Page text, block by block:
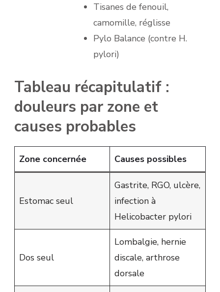
Tisanes de fenouil,
camomille, réglisse
Pylo Balance (contre H.
pylori)
Tableau récapitulatif :
douleurs par zone et
causes probables
Zone concernée Causes possibles
Estomac seul
Gastrite, RGO, ulcère,
infection à
Helicobacter pylori
Dos seul
Lombalgie, hernie
discale, arthrose
dorsale